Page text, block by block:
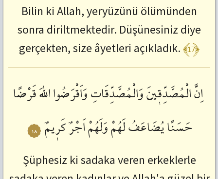
Bilin ki Allah, yeryüzünü ölümünden
sonra diriltmektedir. Düşünesiniz diye
gerçekten, size âyetleri açıkladık.﴾17﴿
اِنَّالْمُصَّدِّقٖينَوَالْمُصَّدِّقَاتِوَاَقْرَضُوااللّٰهَقَرْضًا
حَسَنًايُضَاعَفُلَهُمْوَلَهُمْاَجْرٌكَرٖيمٌ ١٨
Şüphesiz ki sadaka veren erkeklerle